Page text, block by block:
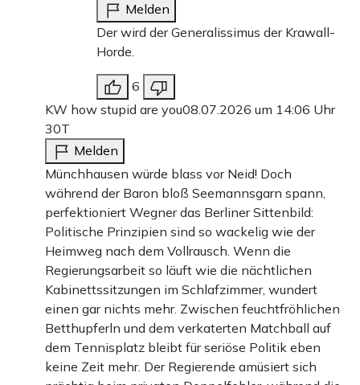
Melden
Der wird der Generalissimus der Krawall-
Horde.
6
KW how stupid are you08.07.2026 um 14:06 Uhr
30T
Melden
Münchhausen würde blass vor Neid! Doch
während der Baron bloß Seemannsgarn spann,
perfektioniert Wegner das Berliner Sittenbild:
Politische Prinzipien sind so wackelig wie der
Heimweg nach dem Vollrausch. Wenn die
Regierungsarbeit so läuft wie die nächtlichen
Kabinettssitzungen im Schlafzimmer, wundert
einen gar nichts mehr. Zwischen feuchtfröhlichen
Betthupferln und dem verkaterten Matchball auf
dem Tennisplatz bleibt für seriöse Politik eben
keine Zeit mehr. Der Regierende amüsiert sich